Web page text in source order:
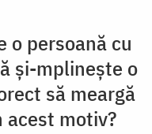
o persoană cu
și-mplinește o
să meargă
motiv?